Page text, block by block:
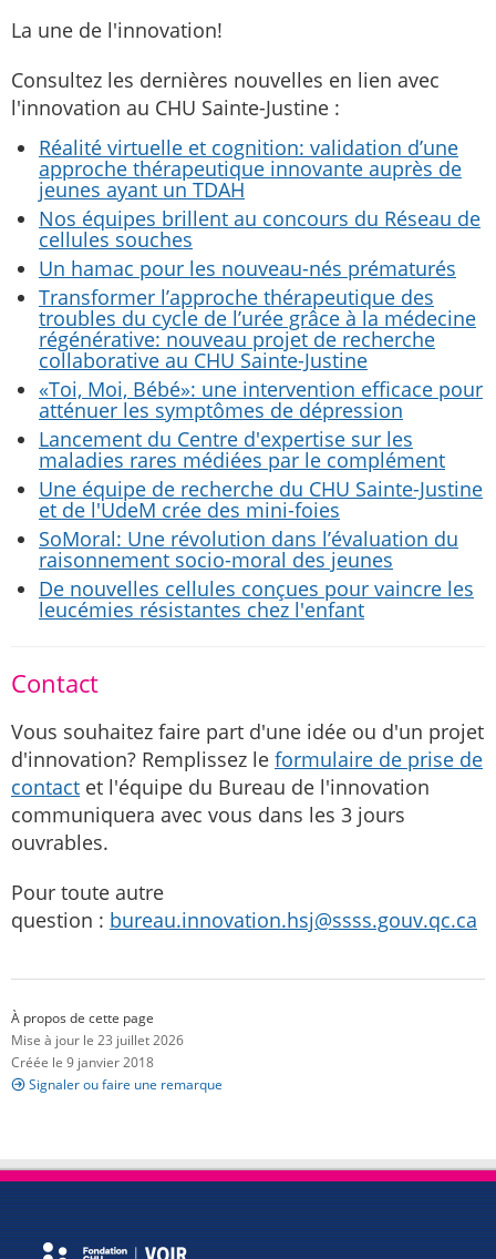
La une de l'innovation!
Consultez les dernières nouvelles en lien avec
l'innovation au CHU Sainte-Justine :
Réalité virtuelle et cognition: validation d’une
approche thérapeutique innovante auprès de
jeunes ayant un TDAH
Nos équipes brillent au concours du Réseau de
cellules souches
Un hamac pour les nouveau-nés prématurés
Transformer l’approche thérapeutique des
troubles du cycle de l’urée grâce à la médecine
régénérative: nouveau projet de recherche
collaborative au CHU Sainte-Justine
«Toi, Moi, Bébé»: une intervention efficace pour
atténuer les symptômes de dépression
Lancement du Centre d'expertise sur les
maladies rares médiées par le complément
Une équipe de recherche du CHU Sainte-Justine
et de l'UdeM crée des mini-foies
SoMoral: Une révolution dans l’évaluation du
raisonnement socio-moral des jeunes
De nouvelles cellules conçues pour vaincre les
leucémies résistantes chez l'enfant
Contact
Vous souhaitez faire part d'une idée ou d'un projet
d'innovation? Remplissez le formulaire de prise de
contact et l'équipe du Bureau de l'innovation
communiquera avec vous dans les 3 jours
ouvrables.
Pour toute autre
question : bureau.innovation.hsj@ssss.gouv.qc.ca
À propos de cette page
Mise à jour le 23 juillet 2026
Créée le 9 janvier 2018
Signaler ou faire une remarque